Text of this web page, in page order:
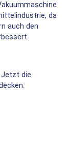
da
auch den
Jetzt die